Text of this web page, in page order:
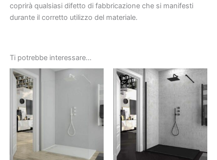
coprirà qualsiasi difetto di fabbricazione che si manifesti
durante il corretto utilizzo del materiale.
Ti potrebbe interessare…